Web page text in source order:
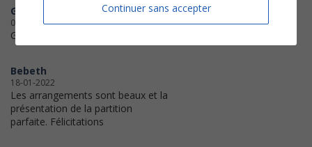
Gilles37
07-02-2023
Great service. Gilles Paquette
Bebeth
18-01-2022
Les arrangements sont beaux et la
présentation de la partition
parfaite. Félicitations
Continuer sans accepter